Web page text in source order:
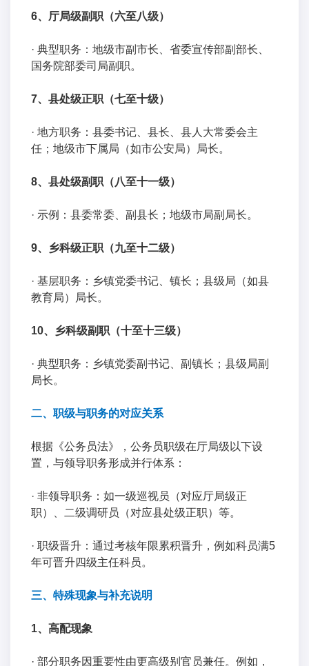
6、厅局级副职（六至八级）
· 典型职务：地级市副市长、省委宣传部副部长、
国务院部委司局副职。
7、县处级正职（七至十级）
· 地方职务：县委书记、县长、县人大常委会主
任；地级市下属局（如市公安局）局长。
8、县处级副职（八至十一级）
· 示例：县委常委、副县长；地级市局副局长。
9、乡科级正职（九至十二级）
· 基层职务：乡镇党委书记、镇长；县级局（如县
教育局）局长。
10、乡科级副职（十至十三级）
· 典型职务：乡镇党委副书记、副镇长；县级局副
局长。
二、职级与职务的对应关系
根据《公务员法》，公务员职级在厅局级以下设
置，与领导职务形成并行体系：
· 非领导职务：如一级巡视员（对应厅局级正
职）、二级调研员（对应县处级正职）等。
· 职级晋升：通过考核年限累积晋升，例如科员满5
年可晋升四级主任科员。
三、特殊现象与补充说明
1、高配现象
· 部分职务因重要性由更高级别官员兼任。例如，